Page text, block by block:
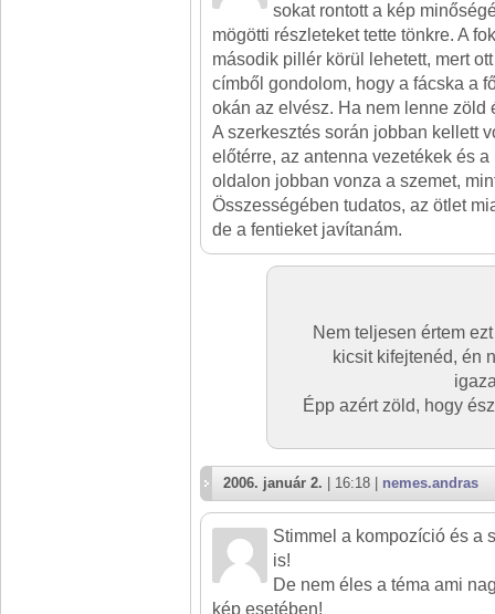
sokat rontott a kép
mögötti részleteket tette tönkre. A
második pillér körül lehetett, mert
címből gondolom, hogy a fácska a
okán az elvész. Ha nem lenne zöld
A szerkesztés során jobban kellett
előtérre, az antenna vezetékek és
oldalon jobban vonza a szemet,
Összességében tudatos, az ötlet
de a fentieket javítanám.
Nem teljesen értem
kicsit kifejtenéd, én
Épp azért zöld, hogy
2006. január 2. | 16:18 | nemes.andras
Stimmel a kompozíció és a
is!
De nem éles a téma ami
kép esetében!